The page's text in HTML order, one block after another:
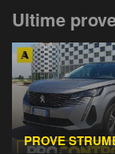
Ultime
PROVE